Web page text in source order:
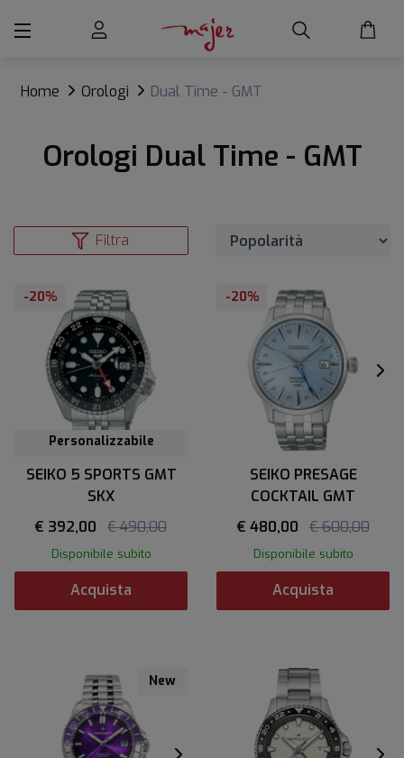
Home Orologi Dual Time - GMT
Orologi Dual Time - GMT
Filtra
-20%
Personalizzabile
SEIKO 5 SPORTS GMT
SKX
€ 392,00
€ 490,00
Disponibile subito
Acquista
-20%
SEIKO PRESAGE
COCKTAIL GMT
€ 480,00 € 600,00
Disponibile subito
Acquista
New